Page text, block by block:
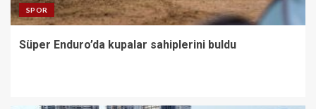
SPOR
Süper Enduro’da kupalar sahiplerini buldu